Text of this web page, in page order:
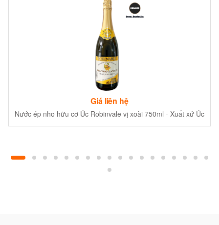
Giá liên hệ
Nước ép nho hữu cơ Úc Robinvale vị xoài 750ml - Xuất xứ Úc